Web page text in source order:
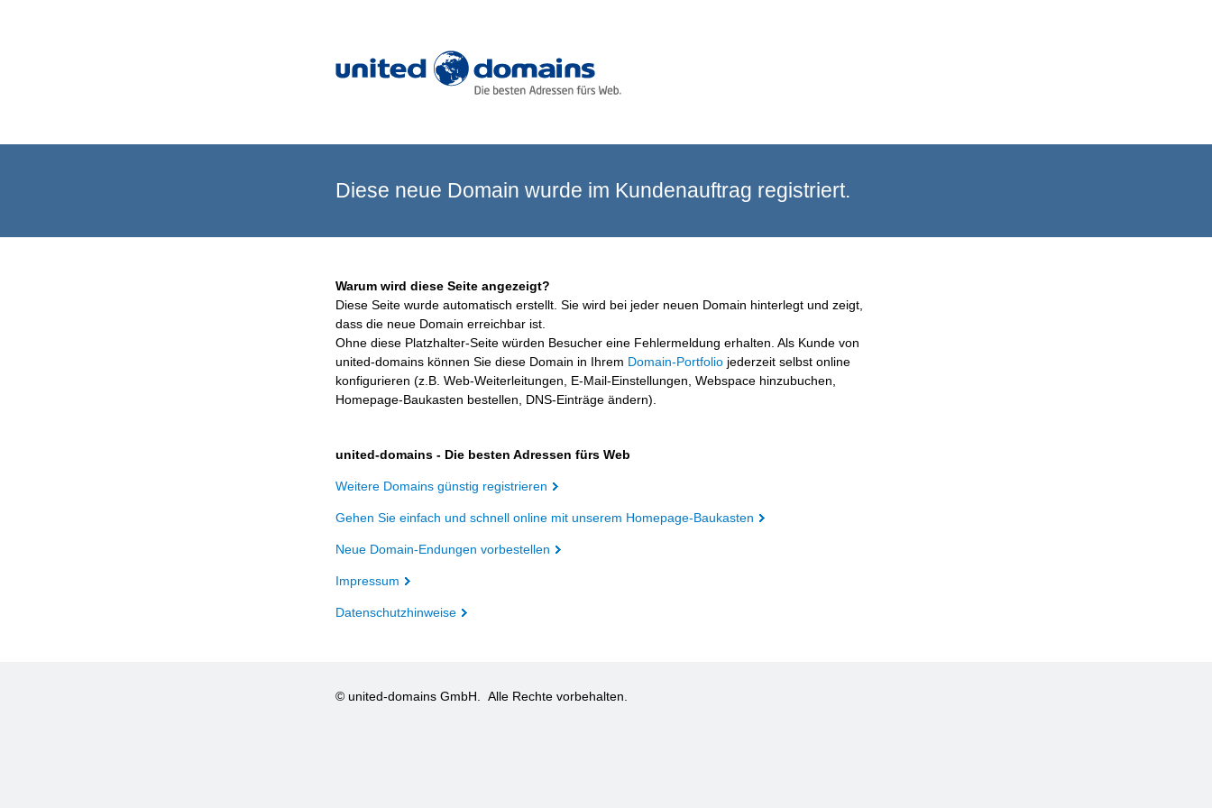
Diese neue Domain wurde im Kundenauftrag registriert.
Warum wird diese Seite angezeigt?
Diese Seite wurde automatisch erstellt. Sie wird bei jeder neuen Domain hinterlegt und zeigt,
dass die neue Domain erreichbar ist.
Ohne diese Platzhalter-Seite würden Besucher eine Fehlermeldung erhalten. Als Kunde von
united-domains können Sie diese Domain in Ihrem Domain-Portfolio jederzeit selbst online
konfigurieren (z.B. Web-Weiterleitungen, E-Mail-Einstellungen, Webspace hinzubuchen,
Homepage-Baukasten bestellen, DNS-Einträge ändern).
united-domains - Die besten Adressen fürs Web
Weitere Domains günstig registrieren
Gehen Sie einfach und schnell online mit unserem Homepage-Baukasten
Neue Domain-Endungen vorbestellen
Impressum
Datenschutzhinweise
© united-domains GmbH. Alle Rechte vorbehalten.